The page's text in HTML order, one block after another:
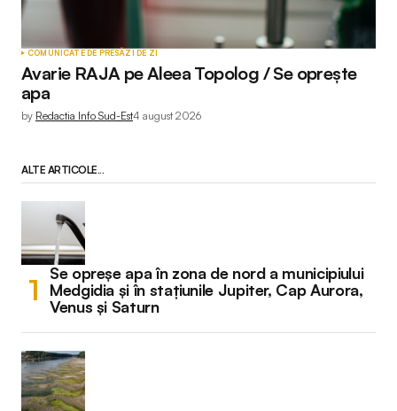
COMUNICATE DE PRESĂZI DE ZI
Avarie RAJA pe Aleea Topolog / Se oprește
apa
by Redactia Info Sud-Est4 august 2026
ALTE ARTICOLE...
Se opreșe apa în zona de nord a municipiului
Medgidia și în stațiunile Jupiter, Cap Aurora,
Venus și Saturn